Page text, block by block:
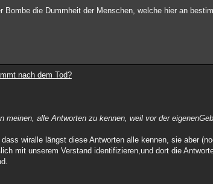
Bombe die Dummheit der Menschen, welche hier an
nach dem Tod?
meinen, alle Antworten zu kennen, weil vor der
dass wiralle längst diese Antworten alle kennen, sie aber
mit unserem Verstand identifizieren,und dort die